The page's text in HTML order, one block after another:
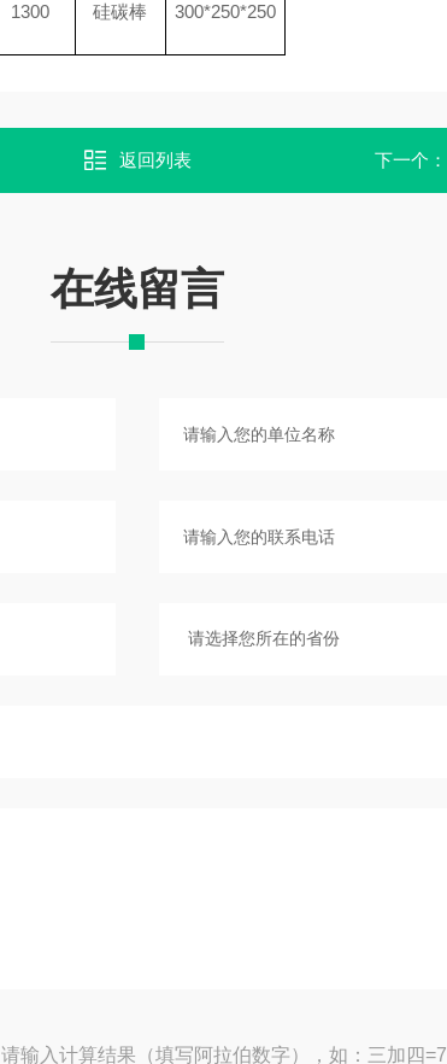
1300 硅碳棒 300*250*250
返回列表 下一个：
在线留言
请输入计算结果（填写阿拉伯数字），如：三加四=7